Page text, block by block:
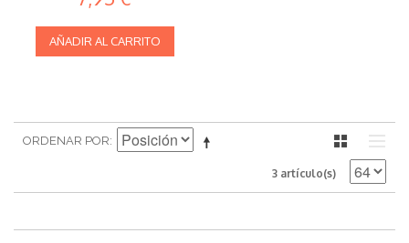
AÑADIR AL CARRITO
ORDENAR POR
3 artículo(s)